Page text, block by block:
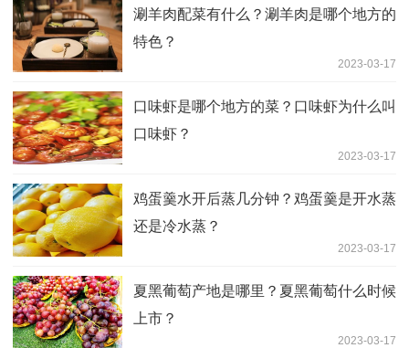
涮羊肉配菜有什么？涮羊肉是哪个地方的
特色？
2023-03-17
口味虾是哪个地方的菜？口味虾为什么叫
口味虾？
2023-03-17
鸡蛋羹水开后蒸几分钟？鸡蛋羹是开水蒸
还是冷水蒸？
2023-03-17
夏黑葡萄产地是哪里？夏黑葡萄什么时候
上市？
2023-03-17